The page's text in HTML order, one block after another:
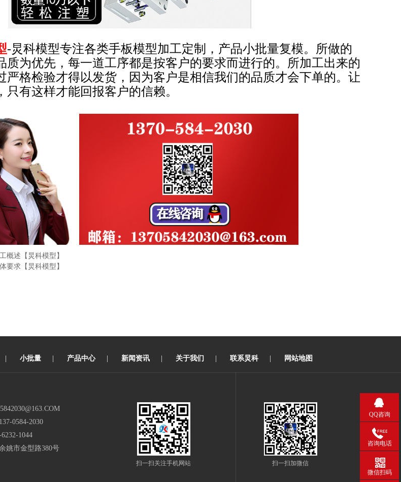
-炅科模型专注各类手板模型加工定制，产品小批量复模。所做的
质为优先，每一道工序都是按客户的要求而进行的。所加工出来的
严格检验才得以发货，因为客户是相信我们的品质才会下单的。让
有这样才能回报客户的信赖。
概述【炅科模型】
要求【炅科模型】
小批量 产品中心 新闻资讯 关于我们 联系炅科 网站地图
0584-2030
1044
姚市金型路380号
扫一扫关注手机网站 扫一扫加微信
QQ咨询
咨询电话
微信扫码